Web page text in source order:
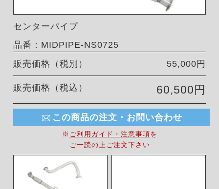
センターパイプ
品番：MIDPIPE‑NS0725
販売価格（税別）
55,000円
販売価格（税込） 60,500円
この商品の注文・お問い合わせ
※ ご利用ガイド・注意事項を
ご一読の上ご注文下さい